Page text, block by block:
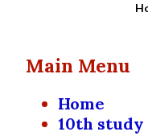
Main Menu
Home
10th